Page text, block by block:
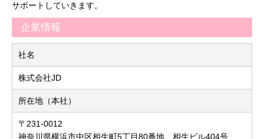
サポートしていきます。
企業情報
社名
株式会社JD
所在地（本社）
〒231-0012
神奈川県横浜市中区相生町5丁目80番地 相生ビル404号